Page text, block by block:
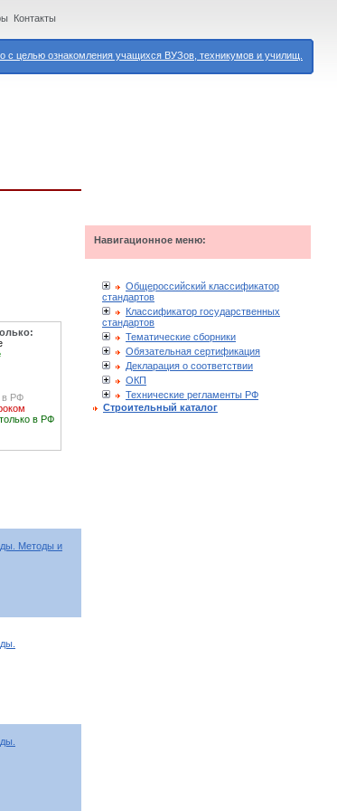
целью ознакомления учащихся ВУЗов, техникумов и училищ.
Контакты
в РФ
в РФ
Методы и
Навигационное меню:
Общероссийский классификатор
стандартов
Классификатор государственных
стандартов
Тематические сборники
Обязательная сертификация
Декларация о соответствии
ОКП
Технические регламенты РФ
Строительный каталог